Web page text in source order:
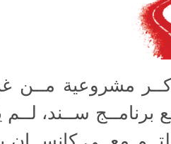
مشروعية مــن
ســند، لــم